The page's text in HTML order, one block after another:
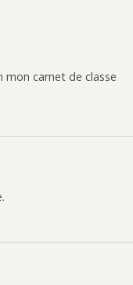
mon carnet de classe